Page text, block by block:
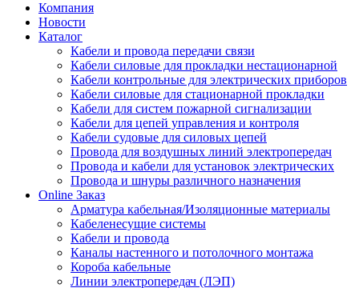
Компания
Новости
Каталог
Кабели и провода передачи связи
Кабели силовые для прокладки нестационарной
Кабели контрольные для электрических приборов
Кабели силовые для стационарной прокладки
Кабели для систем пожарной сигнализации
Кабели для цепей управления и контроля
Кабели судовые для силовых цепей
Провода для воздушных линий электропередач
Провода и кабели для установок электрических
Провода и шнуры различного назначения
Online Заказ
Арматура кабельная/Изоляционные материалы
Кабеленесущие системы
Кабели и провода
Каналы настенного и потолочного монтажа
Короба кабельные
Линии электропередач (ЛЭП)